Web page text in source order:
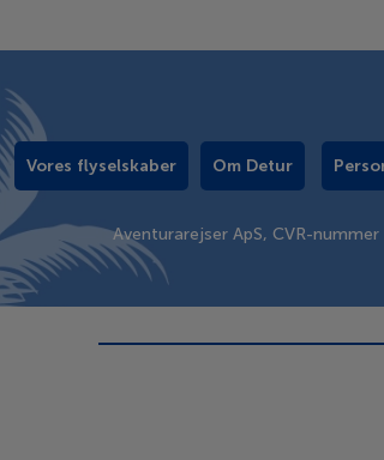
Vores flyselskaber Om Detur
Aventurarejser ApS, CVR-